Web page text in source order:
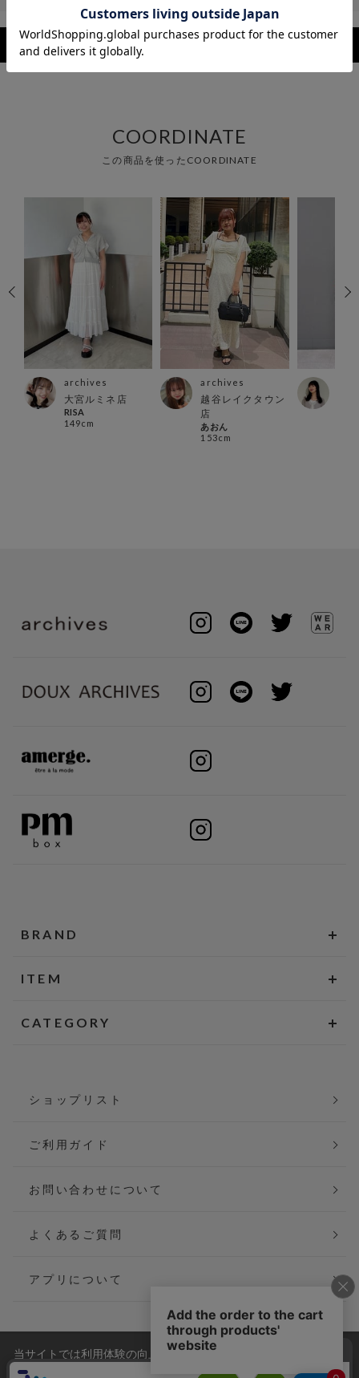
レビューを見る
COORDINATE
この商品を使ったCOORDINATE
archives
大宮ルミネ店
RISA
149cm
archives
越谷レイクタウン
店
あおん
153cm
BRAND
ITEM
CATEGORY
ショップリスト
ご利用ガイド
お問い合わせについて
よくあるご質問
アプリについて
会社概要
当サイトでは利用体験の向上およびコンテンツの最適な提供、ト
ラフィックの分析を目的としてCookieを使用しています。